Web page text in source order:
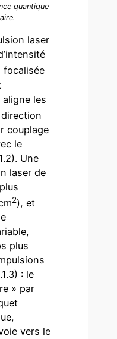
quantique
laser
focalisée
aligne les
couplage
le
Une
laser de
2), et
plus
: le
» par
vers le